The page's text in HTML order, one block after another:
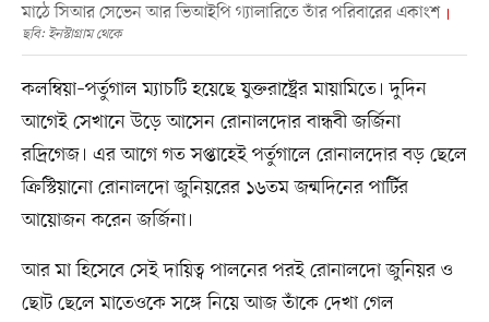
মাঠে সিআর সেভেন আর ভিআইপি গ্যালারিতে তাঁর পরিবারের একাংশ
ছবি: ইনস্টাগ্রাম থেকে
কলম্বিয়া–পর্তুগাল ম্যাচটি হয়েছে যুক্তরাষ্ট্রের মায়ামিতে। দুদিন
আগেই সেখানে উড়ে আসেন রোনালদোর বান্ধবী জর্জিনা
রদ্রিগেজ। এর আগে গত সপ্তাহেই পর্তুগালে রোনালদোর বড় ছেলে
ক্রিস্টিয়ানো রোনালদো জুনিয়রের ১৬তম জন্মদিনের পার্টির
আয়োজন করেন জর্জিনা।
আর মা হিসেবে সেই দায়িত্ব পালনের পরই রোনালদো জুনিয়র ও
ছোট ছেলে মাতেওকে সঙ্গে নিয়ে আজ তাঁকে দেখা গেল